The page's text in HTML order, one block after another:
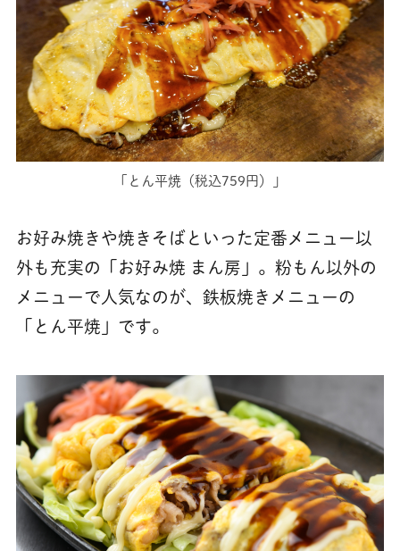
「とん平焼（税込759円）」
お好み焼きや焼きそばといった定番メニュー以
外も充実の「お好み焼 まん房」。粉もん以外の
メニューで人気なのが、鉄板焼きメニューの
「とん平焼」です。